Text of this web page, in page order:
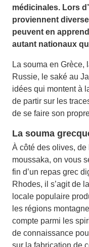
médicinales. Lors
proviennent
peuvent en
autant nationaux
La souma en Grèce,
Russie, le saké au
idées qui montent à
de partir sur les
de se faire son
La souma
À côté des olives,
moussaka, on vous
fin d’un repas grec
Rhodes, il s’agit de
locale populaire
les régions
compte parmi les
de connaissance
sur la fabrication de